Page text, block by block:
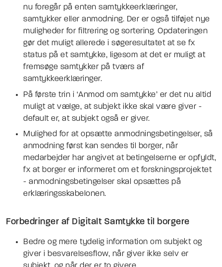
nu foregår på enten samtykkeerklæringer,
samtykker eller anmodning. Der er også tilføjet nye
muligheder for filtrering og sortering. Opdateringen
gør det muligt allerede i søgeresultatet at se fx
status på et samtykke, ligesom at det er muligt at
fremsøge samtykker på tværs af
samtykkeerklæringer.
På første trin i ‘Anmod om samtykke’ er det nu altid
muligt at vælge, at subjekt ikke skal være giver -
default er, at subjekt også er giver.
Mulighed for at opsætte anmodningsbetingelser, så
anmodning først kan sendes til borger, når
medarbejder har angivet at betingelserne er opfyldt,
fx at borger er informeret om et forskningsprojektet
- anmodningsbetingelser skal opsættes på
erklæringsskabelonen.
Forbedringer af Digitalt Samtykke til borgere
Bedre og mere tydelig information om subjekt og
giver i besvarelsesflow, når giver ikke selv er